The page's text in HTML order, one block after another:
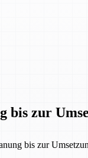
bis zur
bis zur